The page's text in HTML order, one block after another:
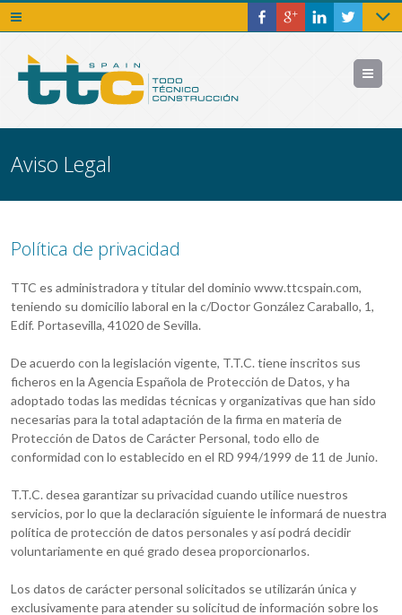
Aviso Legal
Política de privacidad
TTC es administradora y titular del dominio www.ttcspain.com,
teniendo su domicilio laboral en la c/Doctor González Caraballo, 1,
Edif. Portasevilla, 41020 de Sevilla.
De acuerdo con la legislación vigente, T.T.C. tiene inscritos sus
ficheros en la Agencia Española de Protección de Datos, y ha
adoptado todas las medidas técnicas y organizativas que han sido
necesarias para la total adaptación de la firma en materia de
Protección de Datos de Carácter Personal, todo ello de
conformidad con lo establecido en el RD 994/1999 de 11 de Junio.
T.T.C. desea garantizar su privacidad cuando utilice nuestros
servicios, por lo que la declaración siguiente le informará de nuestra
política de protección de datos personales y así podrá decidir
voluntariamente en qué grado desea proporcionarlos.
Los datos de carácter personal solicitados se utilizarán única y
exclusivamente para atender su solicitud de información sobre los